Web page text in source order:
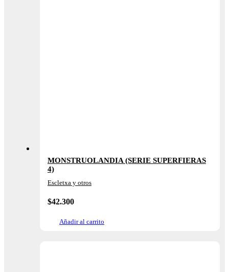
MONSTRUOLANDIA (SERIE SUPERFIERAS
4)
Escletxa y otros
$42.300
Añadir al carrito